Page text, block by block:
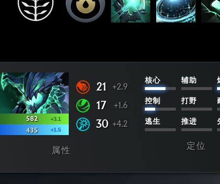
582 +3.1
435 +1.5
21 +2.9
17 +1.6
30 +4.2
属性
核心 辅助
控制 打野
逃生 推进
定位